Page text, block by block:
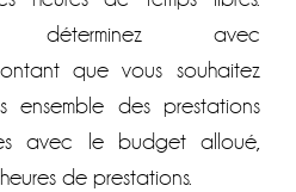
déterminez avec
que vous souhaitez
ensemble des prestations
avec le budget alloué,
de prestations.